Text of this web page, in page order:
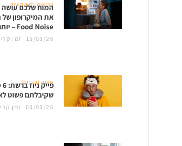
בריאות ולייפסטייל
המוח שלכם עושה
את המיקרופון
Food Noise – יותר נפוץ משחשבתם
15/03/26 זמן
שיווק ודיגיטל
שקיבלתם פשוט
05/03/26 זמן